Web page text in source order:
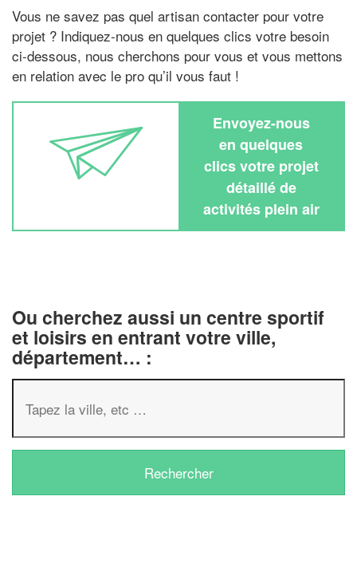
Vous ne savez pas quel artisan contacter pour votre
projet ? Indiquez-nous en quelques clics votre besoin
ci-dessous, nous cherchons pour vous et vous mettons
en relation avec le pro qu’il vous faut !
Envoyez-nous
en quelques
clics votre projet
détaillé de
activités plein air
Ou cherchez aussi un centre sportif
et loisirs en entrant votre ville,
département… :